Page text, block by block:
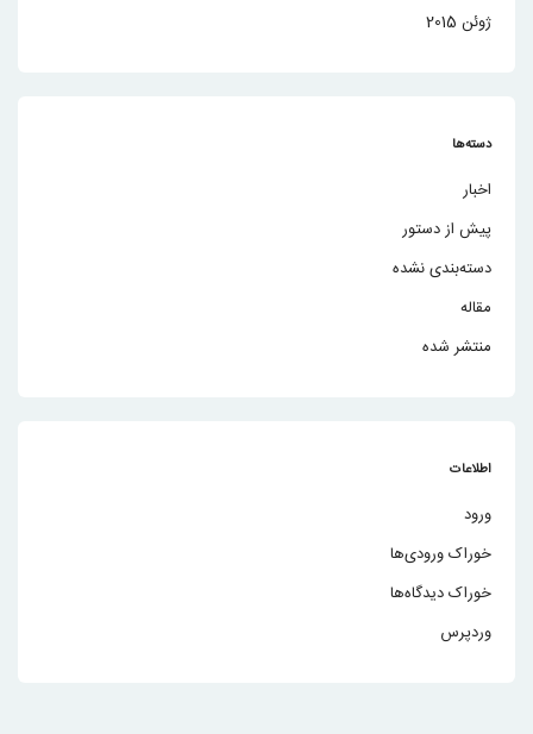
ژوئن 2015
دسته‌ها
اخبار
پیش از دستور
دسته‌بندی نشده
مقاله
منتشر شده
اطلاعات
ورود
خوراک ورودی‌ها
خوراک دیدگاه‌ها
وردپرس